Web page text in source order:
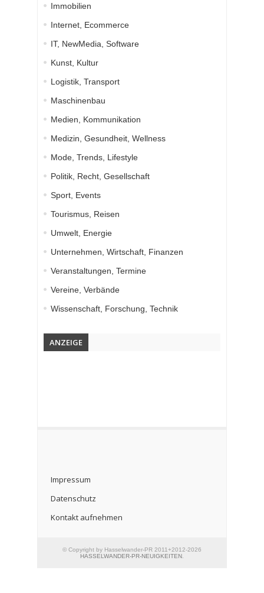
Immobilien
Internet, Ecommerce
IT, NewMedia, Software
Kunst, Kultur
Logistik, Transport
Maschinenbau
Medien, Kommunikation
Medizin, Gesundheit, Wellness
Mode, Trends, Lifestyle
Politik, Recht, Gesellschaft
Sport, Events
Tourismus, Reisen
Umwelt, Energie
Unternehmen, Wirtschaft, Finanzen
Veranstaltungen, Termine
Vereine, Verbände
Wissenschaft, Forschung, Technik
ANZEIGE
Impressum
Datenschutz
Kontakt aufnehmen
© Copyright by Hasselwander-PR 2011+2012-2026
HASSELWANDER-PR-NEUIGKEITEN.